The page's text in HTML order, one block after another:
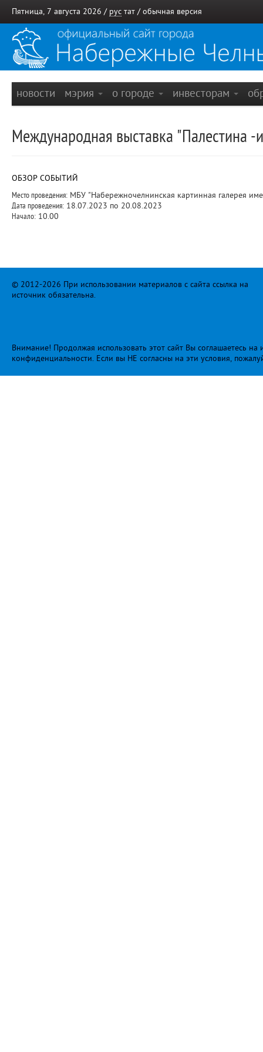
Пятница, 7 августа 2026 / рус тат / обычная версия
новости мэрия о городе инвесторам
Международная выставка "Палестина -
ОБЗОР СОБЫТИЙ
Место проведения: МБУ "Набережночелнинская картинная галерея
Дата проведения: 18.07.2023 по 20.08.2023
Начало: 10.00
© 2012-2026 При использовании материалов с сайта ссылка на
источник обязательна.
Внимание! Продолжая использовать этот сайт Вы соглашаетесь
конфиденциальности. Если вы НЕ согласны на эти условия,